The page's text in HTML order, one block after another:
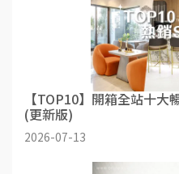
【TOP10】開箱全站十大
(更新版)
2026-07-13